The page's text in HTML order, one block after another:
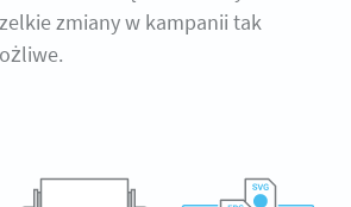
zmiany w kampanii tak